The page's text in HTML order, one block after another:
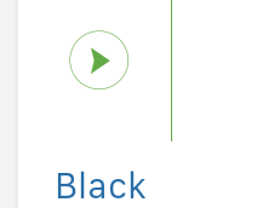
Black